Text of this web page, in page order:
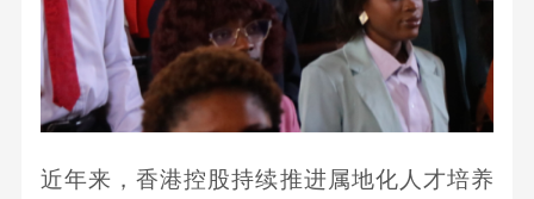
近年来，香港控股持续推进属地化人才培养